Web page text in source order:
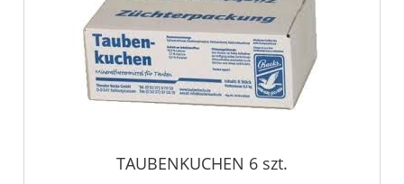
TAUBENKUCHEN 6 szt.